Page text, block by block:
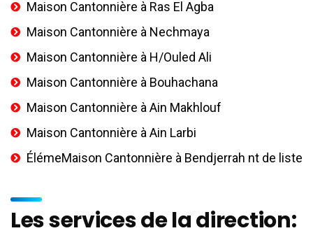
Maison Cantonnière à Ras El Agba
Maison Cantonnière à Nechmaya
Maison Cantonnière à H/Ouled Ali
Maison Cantonnière à Bouhachana
Maison Cantonnière à Ain Makhlouf
Maison Cantonnière à Ain Larbi
ÉlémeMaison Cantonnière à Bendjerrah nt de liste
Les services de la direction: